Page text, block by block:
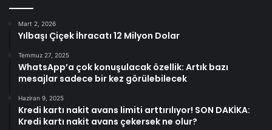
Mart 2, 2026
Yılbaşı Çiçek İhracatı 12 Milyon Dolar
Temmuz 27, 2025
WhatsApp’a çok konuşulacak özellik: Artık bazı
mesajlar sadece bir kez görülebilecek
Haziran 9, 2025
Kredi kartı nakit avans limiti arttırılıyor! SON DAKİKA:
Kredi kartı nakit avans çekersek ne olur?